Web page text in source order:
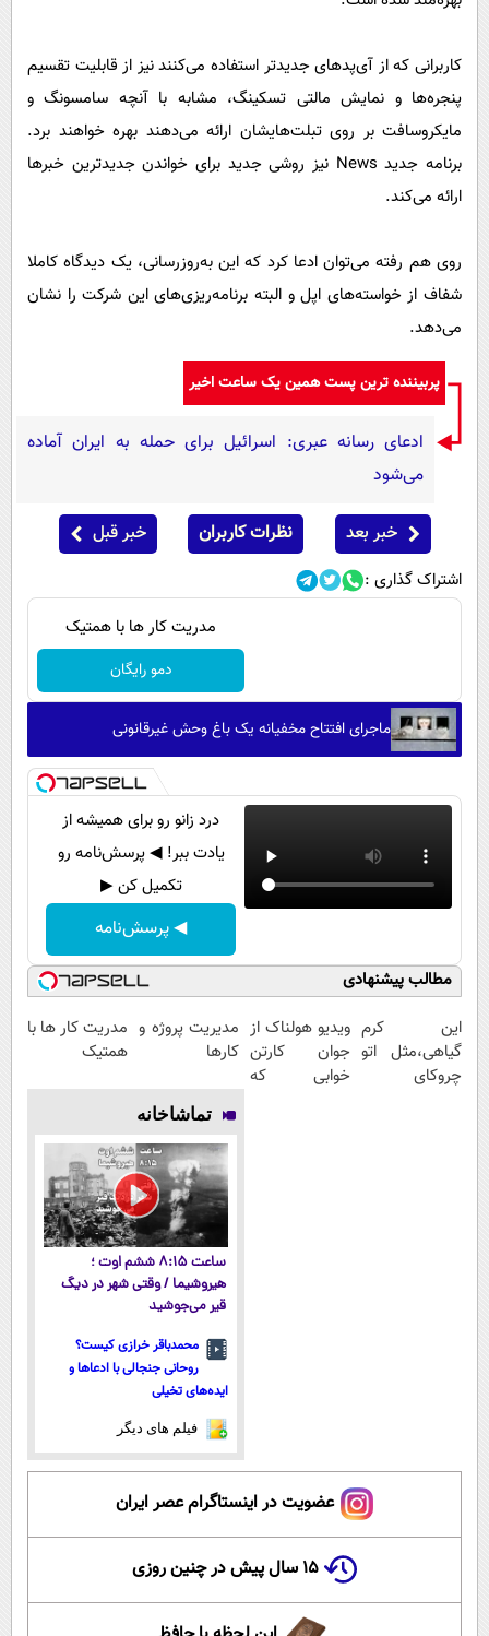
کاربرانی که از آی‌پدهای جدیدتر استفاده می‌کنند نیز از قابلیت تقسیم
پنجره‌ها و نمایش مالتی تسکینگ، مشابه با آنچه سامسونگ و
مایکروسافت بر روی تبلت‌هایشان ارائه می‌دهند بهره خواهند برد.
برنامه جدید News نیز روشی جدید برای خواندن جدیدترین خبرها
ارائه می‌کند.
روی هم رفته می‌توان ادعا کرد که این به‌روزرسانی، یک دیدگاه کاملا
شفاف از خواسته‌های اپل و البته برنامه‌ریزی‌های این شرکت را نشان
می‌دهد.
پربیننده ترین پست همین یک ساعت اخیر
ادعای رسانه عبری: اسرائیل برای حمله به ایران آماده
می‌شود
خبر بعد نظرات کاربران خبر قبل
اشتراک گذاری :
مدریت کار ها با همتیک
دمو رایگان
ماجرای افتتاح مخفیانه یک باغ وحش غیرقانونی
درد زانو رو برای همیشه از
یادت ببر! ◀ پرسش‌نامه رو
تکمیل کن ▶
◀ پرسش‌نامه
مطالب پیشنهادی
این کرم
گیاهی،مثل اتو
چروکای
ویدیو هولناک از
جوان کارتن
خوابی که
مدیریت پروژه و
کارها
مدریت کار ها با
همتیک
تماشاخانه
ساعت ۸:۱۵ ششم اوت ؛
هیروشیما / وقتی شهر در دیگ
قیر می‌جوشید
محمدباقر خرازی کیست؟
روحانی جنجالی با ادعاها و
ایده‌های تخیلی
فیلم های دیگر
عضویت در اینستاگرام عصر ایران
۱۵ سال پیش در چنین روزی